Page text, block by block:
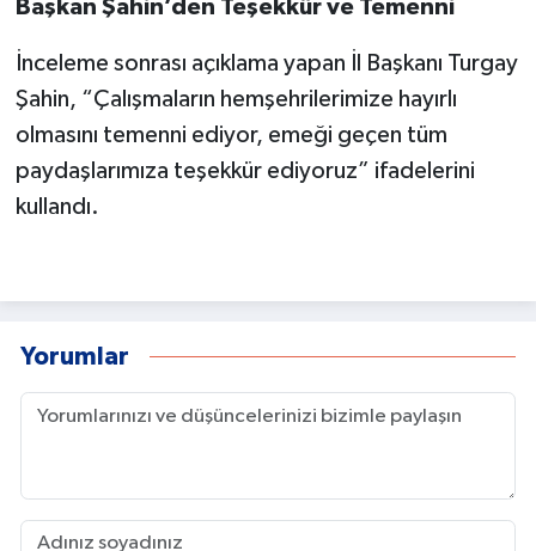
Başkan Şahin’den Teşekkür ve Temenni
İnceleme sonrası açıklama yapan İl Başkanı Turgay
Şahin, “Çalışmaların hemşehrilerimize hayırlı
olmasını temenni ediyor, emeği geçen tüm
paydaşlarımıza teşekkür ediyoruz” ifadelerini
kullandı.
Yorumlar